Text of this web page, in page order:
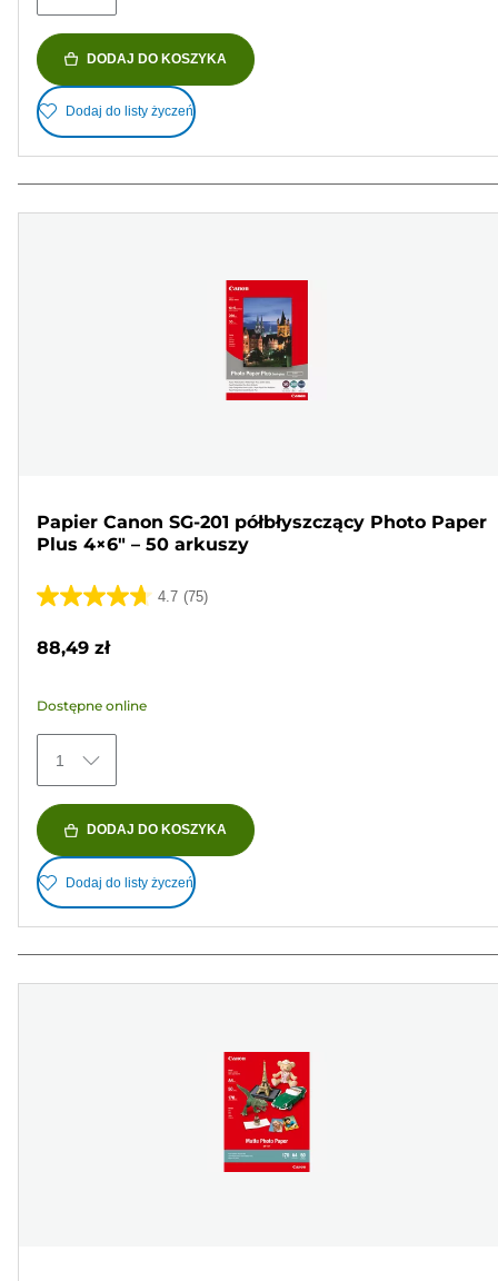
DODAJ DO KOSZYKA
Dodaj do listy życzeń
Papier Canon SG-201 półbłyszczący Photo Paper
Plus 4×6" – 50 arkuszy
4.7 (75)
4.7
5
75
Recenzji
88,49 zł
Dostępne online
1
DODAJ DO KOSZYKA
Dodaj do listy życzeń